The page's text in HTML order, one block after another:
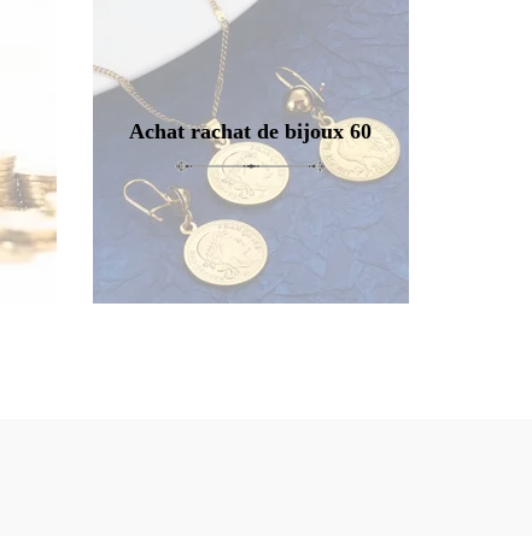
Achat rachat de bijoux 60